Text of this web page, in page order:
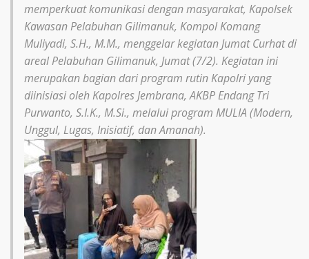
memperkuat komunikasi dengan masyarakat, Kapolsek
Kawasan Pelabuhan Gilimanuk, Kompol Komang
Muliyadi, S.H., M.M., menggelar kegiatan Jumat Curhat di
areal Pelabuhan Gilimanuk, Jumat (7/2). Kegiatan ini
merupakan bagian dari program rutin Kapolri yang
diinisiasi oleh Kapolres Jembrana, AKBP Endang Tri
Purwanto, S.I.K., M.Si., melalui program MULIA (Modern,
Unggul, Lugas, Inisiatif, dan Amanah).